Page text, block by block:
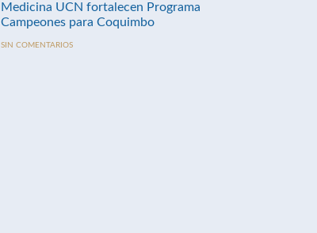
Medicina UCN fortalecen Programa
Campeones para Coquimbo
SIN COMENTARIOS